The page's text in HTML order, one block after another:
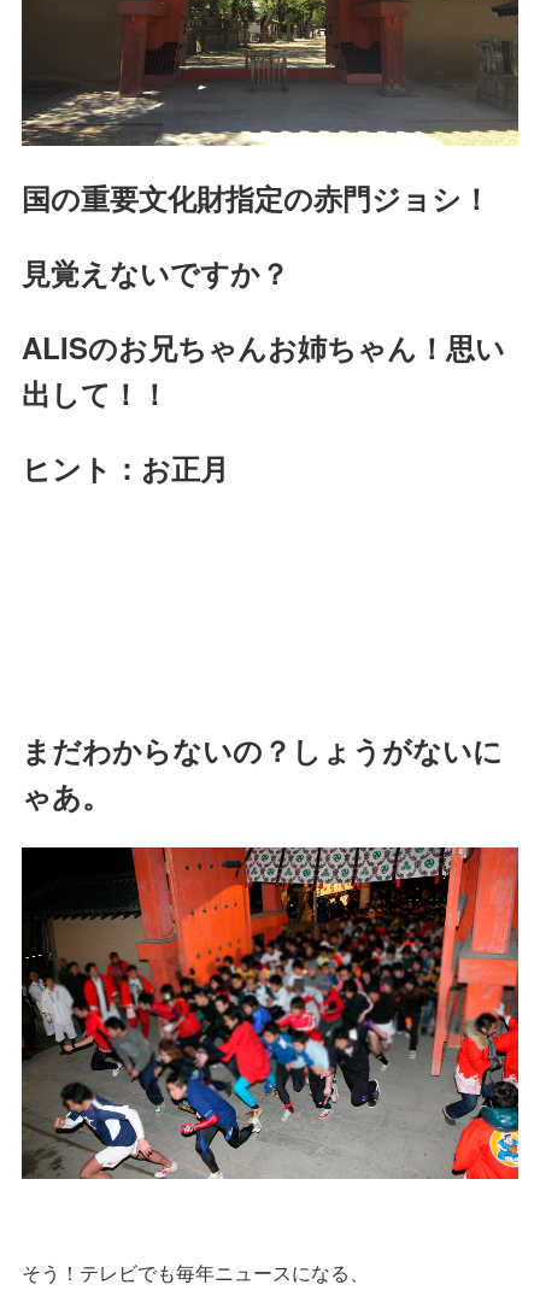
国の重要文化財指定の赤門ジョシ！
見覚えないですか？
ALISのお兄ちゃんお姉ちゃん！思い
出して！！
ヒント：お正月
まだわからないの？ しょうがないに
ゃあ。
そう！テレビでも毎年ニュースになる、